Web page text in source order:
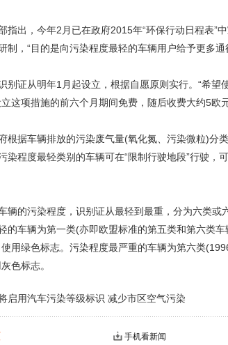
出，今年2月已在政府2015年“环保行动日程表”中
制，“目的是向污染程度最轻的车辆用户给予更多通
证从明年1月起设立，根据自愿原则实行。“希望
这项措施的前六个月期间免费，随后收费大约5欧元
据车辆排放的污染废气量(氧化氮、污染微粒)分
染程度最轻类别的车辆可在“限制行驶地段”行驶，
的污染程度，识别证从最轻到最重，分为六类或
的车辆为第一类(亦即欧盟标准的第五类和第六类
用绿色标志。污染程度最严重的车辆为第六类
色标志。
启用汽车污染等级标识 减少市区空气污染
手机看新闻